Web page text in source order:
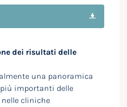
dei risultati delle
una panoramica
importanti delle
nelle cliniche